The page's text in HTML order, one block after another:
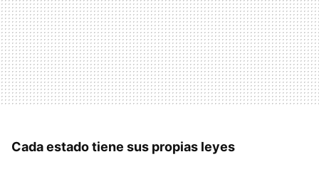
Cada estado tiene sus propias leyes